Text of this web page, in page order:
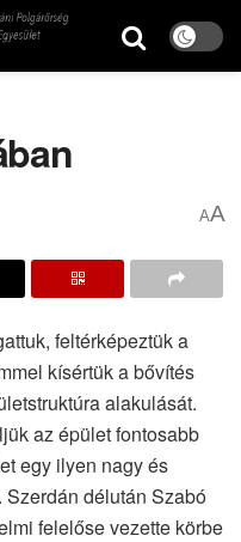
AA
feltérképeztük a
kísértük a bővítés
alakulását.
az épület fontosabb
egy ilyen nagy és
délután Szabó
felelőse vezette körbe